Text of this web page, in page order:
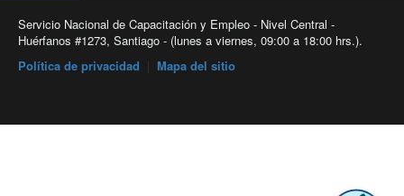
Servicio Nacional de Capacitación y Empleo - Nivel Central -
Huérfanos #1273, Santiago - (lunes a viernes, 09:00 a 18:00 hrs.).
Política de privacidad
Mapa del sitio